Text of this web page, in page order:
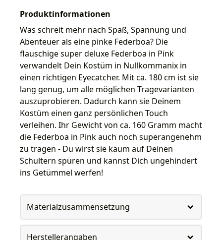
Produktinformationen
Was schreit mehr nach Spaß, Spannung und
Abenteuer als eine pinke Federboa? Die
flauschige super deluxe Federboa in Pink
verwandelt Dein Kostüm in Nullkommanix in
einen richtigen Eyecatcher. Mit ca. 180 cm ist sie
lang genug, um alle möglichen Tragevarianten
auszuprobieren. Dadurch kann sie Deinem
Kostüm einen ganz persönlichen Touch
verleihen. Ihr Gewicht von ca. 160 Gramm macht
die Federboa in Pink auch noch superangenehm
zu tragen - Du wirst sie kaum auf Deinen
Schultern spüren und kannst Dich ungehindert
ins Getümmel werfen!
Materialzusammensetzung
Herstellerangaben